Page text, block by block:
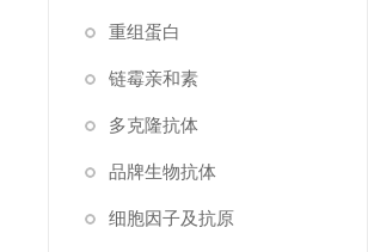
重组蛋白
链霉亲和素
多克隆抗体
品牌生物抗体
细胞因子及抗原